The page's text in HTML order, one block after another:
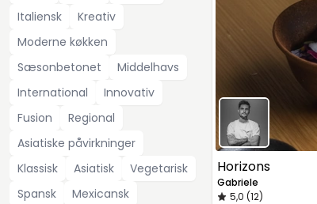
Italiensk
Kreativ
Moderne køkken
Sæsonbetonet
Middelhavs
International
Innovativ
Fusion
Regional
Asiatiske påvirkninger
Klassisk
Asiatisk
Vegetarisk
Spansk
Mexicansk
Horizons
Gabriele
5,0 (12)